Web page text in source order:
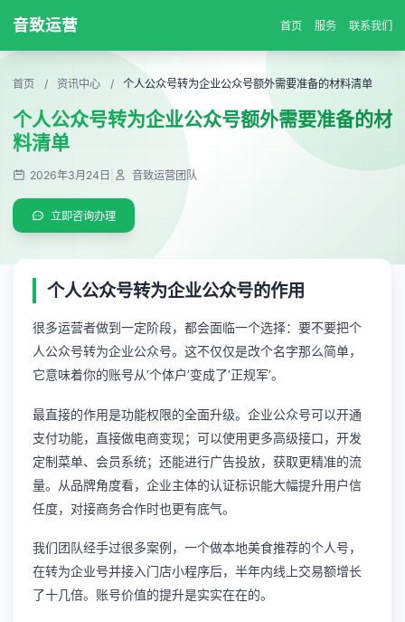
音致运营 首页 服务 联系我们
首页 / 资讯中心 / 个人公众号转为企业公众号额外需要准备的材料清单
个人公众号转为企业公众号额外需要准备的材
料清单
2026年3月24日 音致运营团队
立即咨询办理
个人公众号转为企业公众号的作用
很多运营者做到一定阶段，都会面临一个选择：要不要把个
人公众号转为企业公众号。这不仅仅是改个名字那么简单，
它意味着你的账号从‘个体户’变成了‘正规军’。
最直接的作用是功能权限的全面升级。企业公众号可以开通
支付功能，直接做电商变现；可以使用更多高级接口，开发
定制菜单、会员系统；还能进行广告投放，获取更精准的流
量。从品牌角度看，企业主体的认证标识能大幅提升用户信
任度，对接商务合作时也更有底气。
我们团队经手过很多案例，一个做本地美食推荐的个人号，
在转为企业号并接入门店小程序后，半年内线上交易额增长
了十几倍。账号价值的提升是实实在在的。